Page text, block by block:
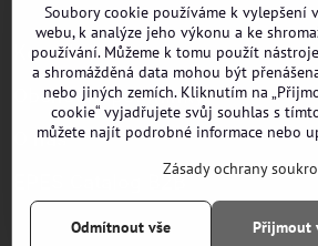
Kontakty
Obchodní podmínky
O nás
EPES Catalog B2B
Soubory cookie používáme k vylepšení
webu, k analýze jeho výkonu a ke
používání. Můžeme k tomu použít
a shromážděná data mohou být
nebo jiných zemích. Kliknutím na
cookie“ vyjadřujete svůj souhlas s
můžete najít podrobné informace nebo
Zásady ochrany
Přijmout
Odmítnout vše